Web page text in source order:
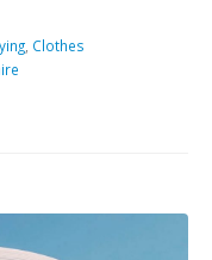
, Clothes